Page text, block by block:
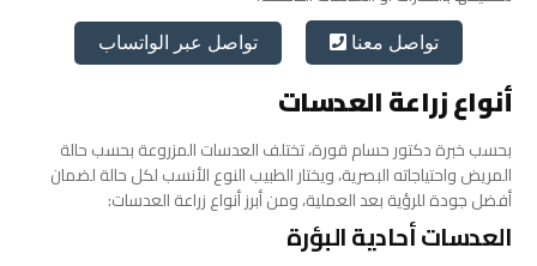
تواصل معنا تواصل عبر الواتساب
أنواع زراعة العدسات
بحسب خبرة دكتور حسام قورة، تختلف العدسات المزروعة بحسب حالة
المريض واحتياجاته البصرية، ويختار الطبيب النوع الأنسب لكل حالة لضمان
أفضل جودة للرؤية بعد العملية، ومن أبرز أنواع زراعة العدسات:
العدسات أحادية البؤرة